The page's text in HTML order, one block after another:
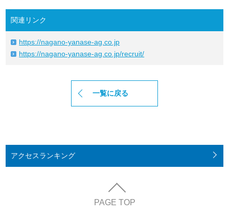
関連リンク
https://nagano-yanase-ag.co.jp
https://nagano-yanase-ag.co.jp/recruit/
一覧に戻る
アクセスランキング
PAGE TOP